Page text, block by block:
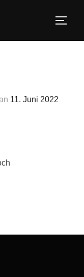
Veröffentlicht
11. Juni 2022